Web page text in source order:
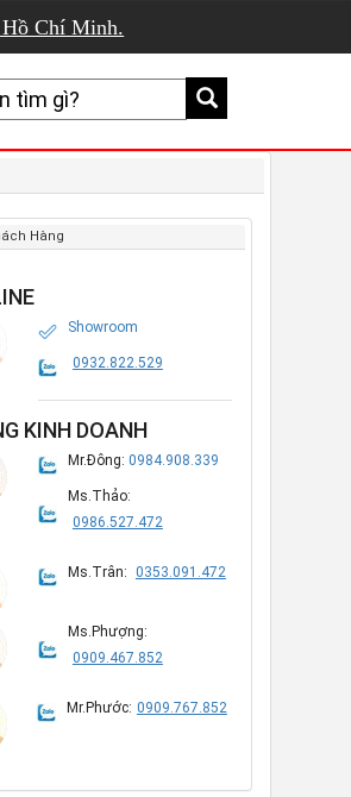
Hồ Chí Minh.
Hàng
Showroom
0932.822.529
KINH DOANH
Mr.Đông: 0984.908.339
Ms.Thảo:
0986.527.472
Ms.Trân: 0353.091.472
Ms.Phượng:
0909.467.852
Mr.Phước: 0909.767.852